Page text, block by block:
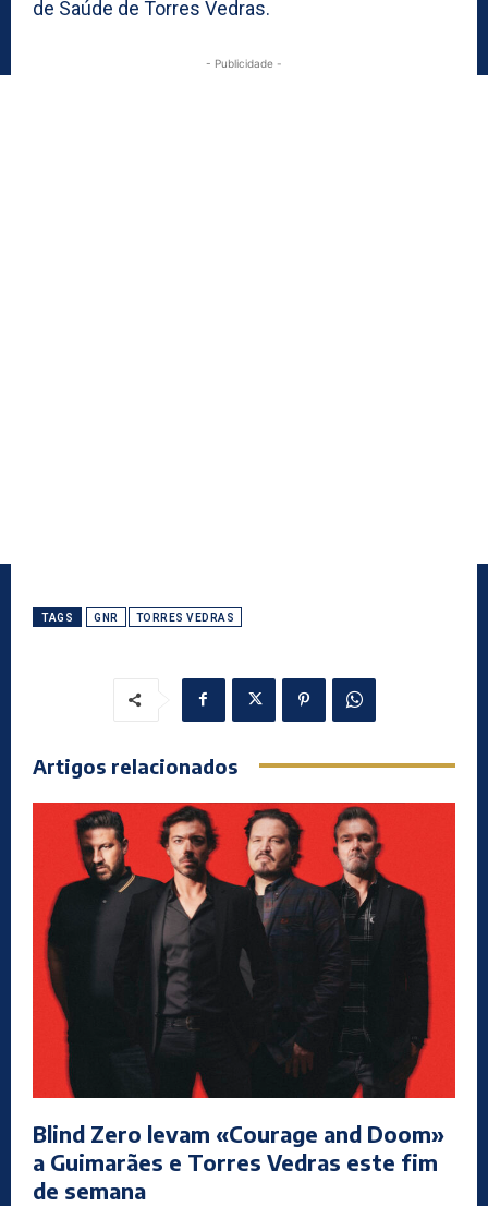
de Saúde de Torres Vedras.
- Publicidade -
TAGS GNR TORRES VEDRAS
Artigos relacionados
Blind Zero levam «Courage and Doom»
a Guimarães e Torres Vedras este fim
de semana